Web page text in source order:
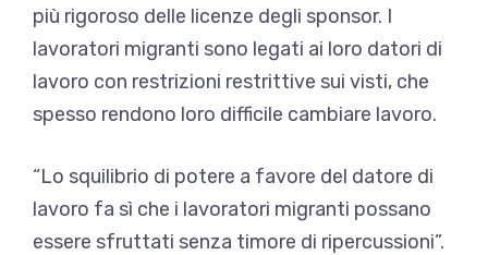
più rigoroso delle licenze degli sponsor. I
lavoratori migranti sono legati ai loro datori di
lavoro con restrizioni restrittive sui visti, che
spesso rendono loro difficile cambiare lavoro.
“Lo squilibrio di potere a favore del datore di
lavoro fa sì che i lavoratori migranti possano
essere sfruttati senza timore di ripercussioni”.